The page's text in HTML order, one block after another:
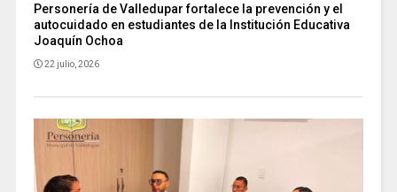
Personería de Valledupar fortalece la prevención y el
autocuidado en estudiantes de la Institución Educativa
Joaquín Ochoa
22 julio, 2026